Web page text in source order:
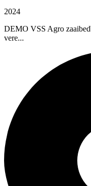
2024
DEMO VSS Agro
vere...